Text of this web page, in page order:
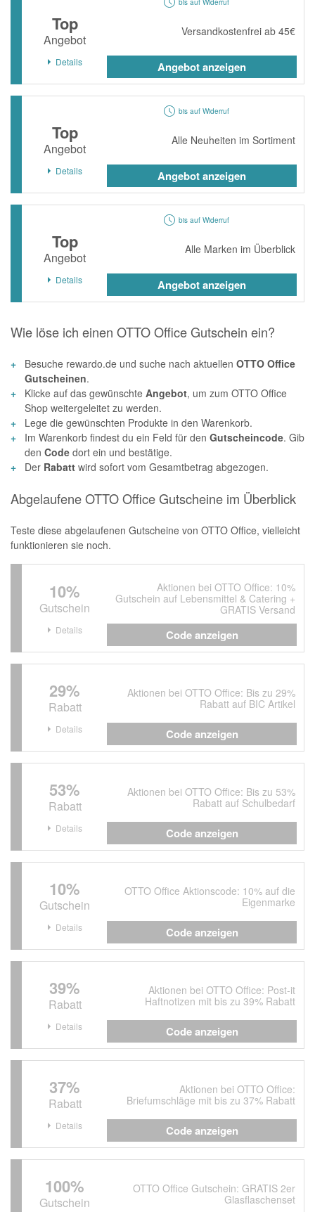
Top
Angebot
Versandkostenfrei ab 45€
Details Angebot anzeigen
bis auf Widerruf
Top
Angebot
Alle Neuheiten im Sortiment
Details Angebot anzeigen
bis auf Widerruf
Top
Angebot
Alle Marken im Überblick
Details Angebot anzeigen
Wie löse ich einen OTTO Office Gutschein ein?
Besuche rewardo.de und suche nach aktuellen OTTO Office
Gutscheinen.
Klicke auf das gewünschte Angebot, um zum OTTO Office
Shop weitergeleitet zu werden.
Lege die gewünschten Produkte in den Warenkorb.
Im Warenkorb findest du ein Feld für den Gutscheincode. Gib
den Code dort ein und bestätige.
Der Rabatt wird sofort vom Gesamtbetrag abgezogen.
Abgelaufene OTTO Office Gutscheine im Überblick
Teste diese abgelaufenen Gutscheine von OTTO Office, vielleicht
funktionieren sie noch.
10%
Gutschein
Aktionen bei OTTO Office: 10%
Gutschein auf Lebensmittel & Catering +
GRATIS Versand
Details Code anzeigen
29%
Rabatt
Aktionen bei OTTO Office: Bis zu 29%
Rabatt auf BIC Artikel
Details Code anzeigen
53%
Rabatt
Aktionen bei OTTO Office: Bis zu 53%
Rabatt auf Schulbedarf
Details Code anzeigen
10%
Gutschein
OTTO Office Aktionscode: 10% auf die
Eigenmarke
Details Code anzeigen
39%
Rabatt
Aktionen bei OTTO Office: Post-it
Haftnotizen mit bis zu 39% Rabatt
Details Code anzeigen
37%
Rabatt
Aktionen bei OTTO Office:
Briefumschläge mit bis zu 37% Rabatt
Details Code anzeigen
100%
Gutschein
OTTO Office Gutschein: GRATIS 2er
Glasflaschenset